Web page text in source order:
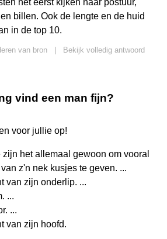
het eerst kijken naar postuur,
billen. Ook de lengte en de huid
in de top 10.
van bron
Bekijk volledig antwoord
vind een man fijn?
voor jullie op!
het allemaal gewoon om vooral
z'n nek kusjes te geven. ...
van zijn onderlip. ...
...
...
van zijn hoofd.